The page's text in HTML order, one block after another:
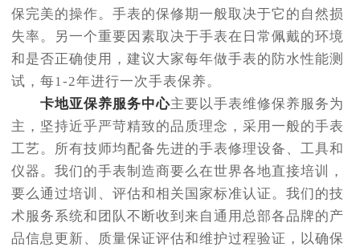
保完美的操作。手表的保修期一般取决于它的自然损
失率。另一个重要因素取决于手表在日常佩戴的环境
和是否正确使用，建议大家每年做手表的防水性能测
试，每1-2年进行一次手表保养。
卡地亚保养服务中心主要以手表维修保养服务为
主，坚持近乎严苛精致的品质理念，采用一般的手表
工艺。所有技师均配备先进的手表修理设备、工具和
仪器。我们的手表制造商要么在世界各地直接培训，
要么通过培训、评估和相关国家标准认证。我们的技
术服务系统和团队不断收到来自通用总部各品牌的产
品信息更新、质量保证评估和维护过程验证，以确保